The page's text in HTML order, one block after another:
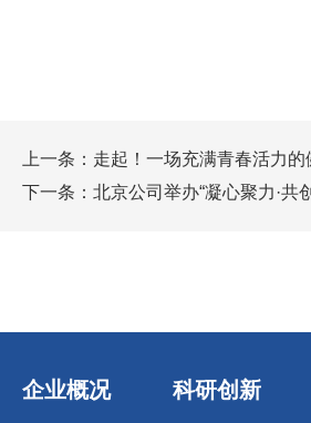
上一条： 走起！一场充满青春活力的
下一条： 北京公司举办“凝心聚力·共
企业概况 科研创新